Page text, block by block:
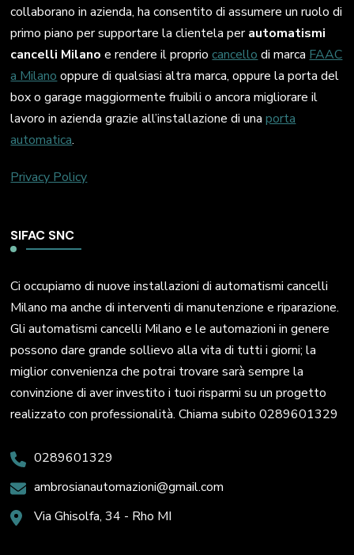
collaborano in azienda, ha consentito di assumere un ruolo di
primo piano per supportare la clientela perautomatismi
cancelli Milano e rendere il propriocancello di marca FAAC
a Milano oppure di qualsiasi altra marca, oppure la porta del
box o garage maggiormente fruibili o ancora migliorare il
lavoro in azienda grazie all’installazione di unaporta
automatica.
Privacy Policy
SIFAC SNC
Ci occupiamo di nuove installazioni di automatismi cancelli
Milano ma anche di interventi di manutenzione e riparazione.
Gli automatismi cancelli Milano e le automazioni in genere
possono dare grande sollievo alla vita di tutti i giorni; la
miglior convenienza che potrai trovare sarà sempre la
convinzione di aver investito i tuoi risparmi su un progetto
realizzato con professionalità. Chiama subito 0289601329
0289601329
ambrosianautomazioni@gmail.com
Via Ghisolfa, 34 - Rho MI